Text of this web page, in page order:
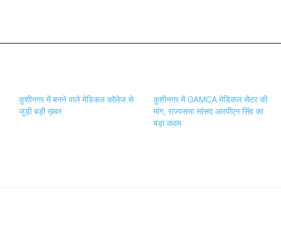
कुशीनगर में बनने वाले मेडिकल कॉलेज से
जुड़ी बड़ी ख़बर
कुशीनगर में GAMCA मेडिकल सेंटर की
मांग, राज्यसभा सांसद आरपीएन सिंह का
बड़ा कदम